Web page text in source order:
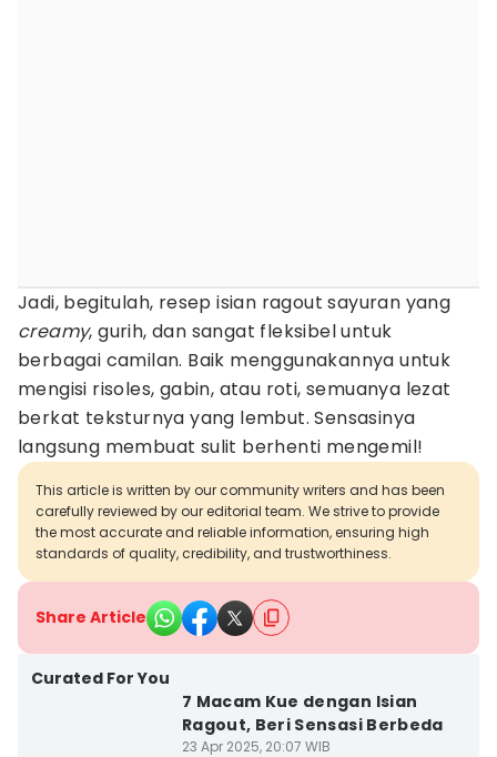
Jadi, begitulah, resep isian ragout sayuran yang
creamy, gurih, dan sangat fleksibel untuk
berbagai camilan. Baik menggunakannya untuk
mengisi risoles, gabin, atau roti, semuanya lezat
berkat teksturnya yang lembut. Sensasinya
langsung membuat sulit berhenti mengemil!
This article is written by our community writers and has been
carefully reviewed by our editorial team. We strive to provide
the most accurate and reliable information, ensuring high
standards of quality, credibility, and trustworthiness.
Share Article
Curated For You
7 Macam Kue dengan Isian
Ragout, Beri Sensasi Berbeda
23 Apr 2025, 20:07 WIB